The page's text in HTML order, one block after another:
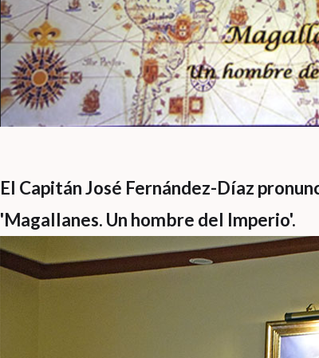
El Capitán José Fernández-Díaz
'Magallanes. Un hombre del Imperio'.